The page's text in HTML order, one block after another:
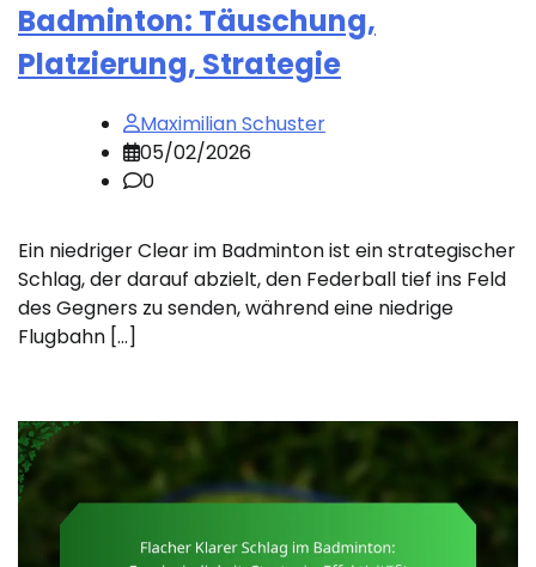
Badminton: Täuschung,
Platzierung, Strategie
Maximilian Schuster
05/02/2026
0
Ein niedriger Clear im Badminton ist ein strategischer
Schlag, der darauf abzielt, den Federball tief ins Feld
des Gegners zu senden, während eine niedrige
Flugbahn […]